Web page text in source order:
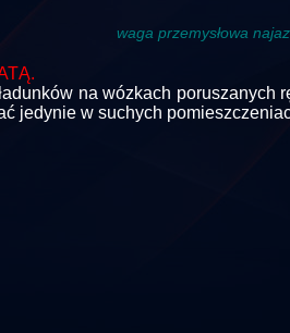
waga przemysłowa
.
na wózkach poruszanych
jedynie w suchych